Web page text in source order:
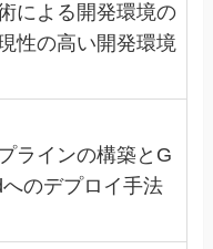
による開発環境の
性の高い開発環境
ラインの構築とG
のデプロイ手法